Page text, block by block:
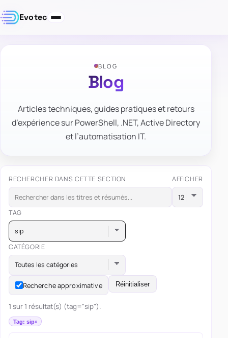
Evotec
BLOG
Blog
Articles techniques, guides pratiques et retours
d’expérience sur PowerShell, .NET, Active Directory
et l’automatisation IT.
RECHERCHER DANS CETTE SECTION AFFICHER
TAG
sip
CATÉGORIE
Toutes les catégories
Recherche approximative Réinitialiser
1 sur 1 résultat(s) (tag="sip").
Tag: sip